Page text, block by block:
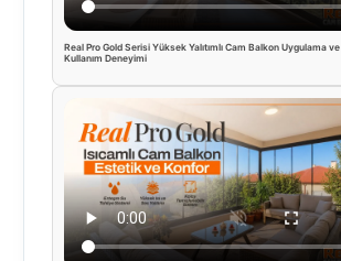
Real Pro Gold Serisi Yüksek Yalıtımlı Cam Balkon Uygulama ve
Kullanım Deneyimi